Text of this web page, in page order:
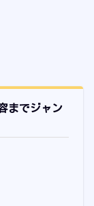
までジャン